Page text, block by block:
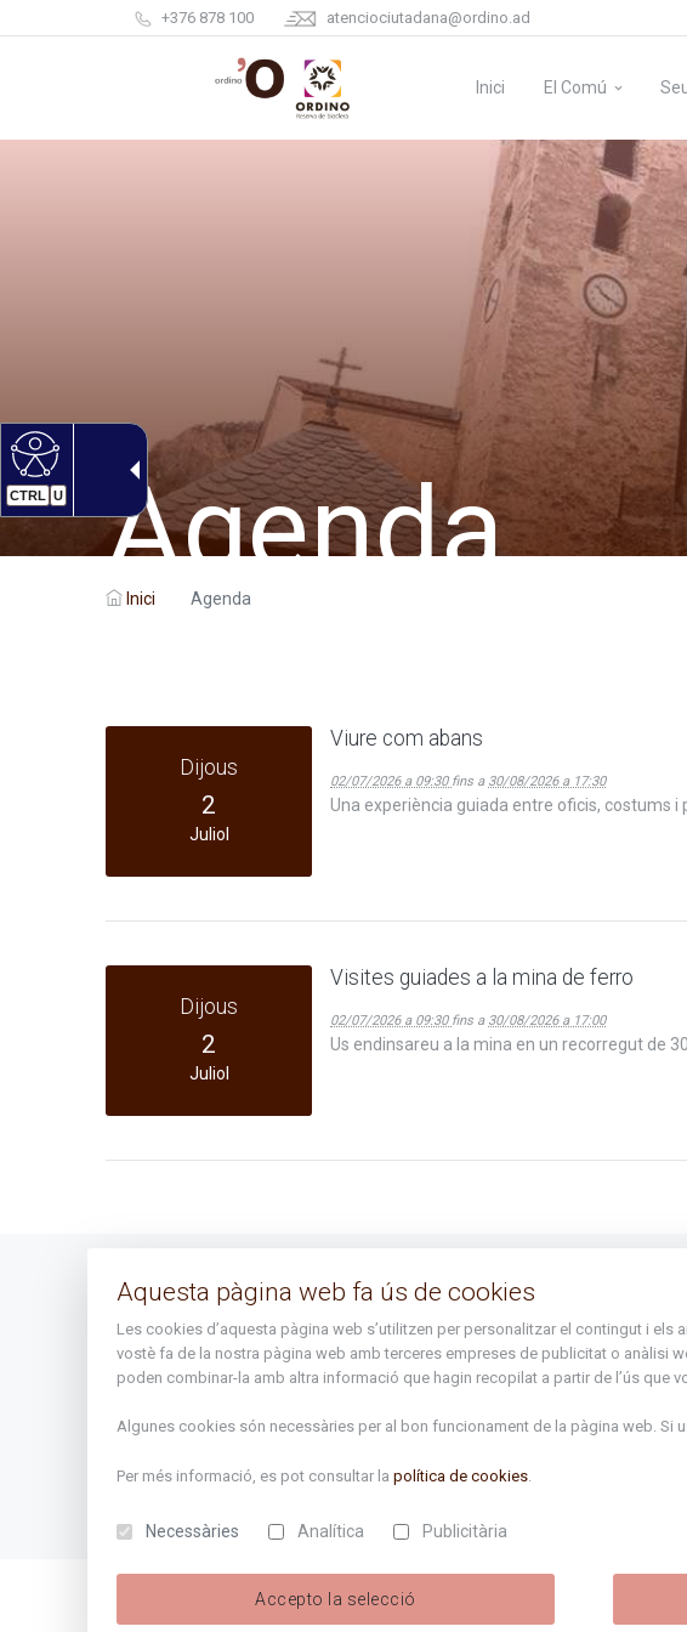
CTRL U
+376 878 100 atenciociutadana@ordino.ad
Inici El Comú
Agenda
Inici Agenda
Dijous
2
Juliol
Viure com abans
02/07/2026 a 09:30 fins a 30/08/2026 a 17:30
Una experiència guiada entre oficis, costums i
Dijous
2
Juliol
Visites guiades a la mina de ferro
02/07/2026 a 09:30 fins a 30/08/2026 a 17:00
Us endinsareu a la mina en un recorregut de
Avís legal
Mapa del lloc
Aquesta pàgina web fa ús de cookies
Les cookies d’aquesta pàgina web s’utilitzen per personalitzar el contingut i
vostè fa de la nostra pàgina web amb terceres empreses de publicitat o anàlisi
poden combinar-la amb altra informació que hagin recopilat a partir de l’ús que
Algunes cookies són necessàries per al bon funcionament de la pàgina web. Si
Per més informació, es pot consultar la política de cookies.
Necessàries Analítica Publicitària
Accepto la selecció